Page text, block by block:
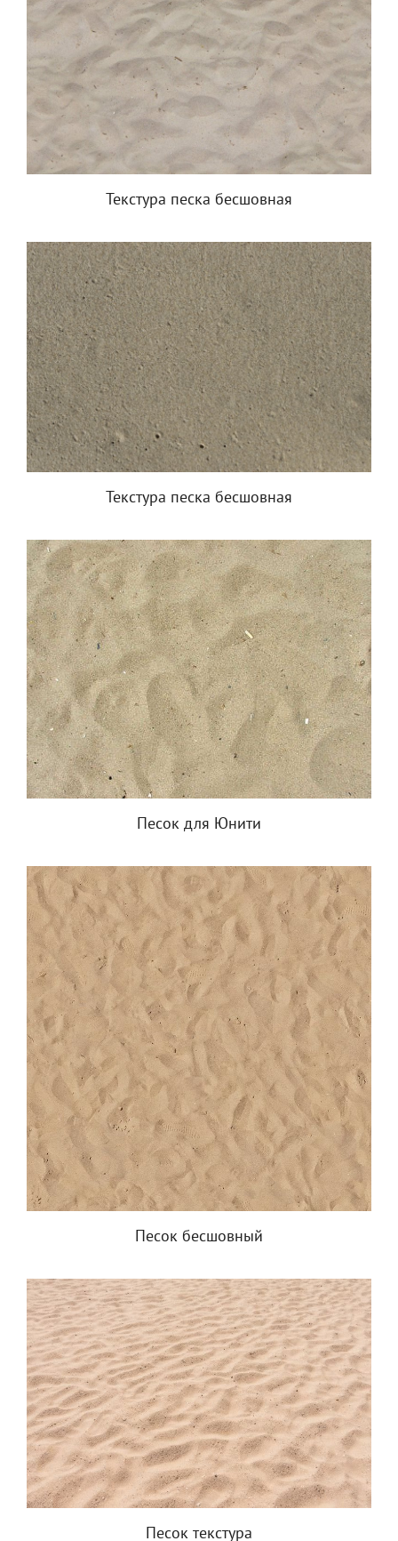
Текстура песка бесшовная
Текстура песка бесшовная
Песок для Юнити
Песок бесшовный
Песок текстура